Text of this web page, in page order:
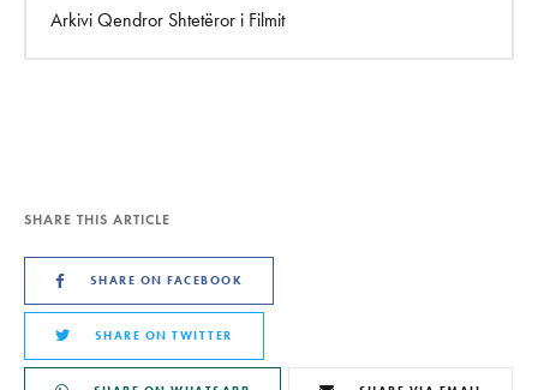
Arkivi Qendror Shtetëror i Filmit
SHARE THIS ARTICLE
SHARE ON FACEBOOK
SHARE ON TWITTER